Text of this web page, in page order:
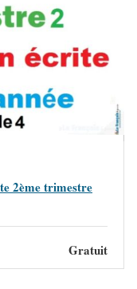
2ème trimestre
Gratuit